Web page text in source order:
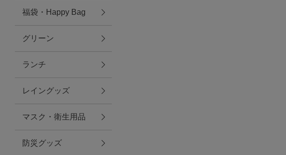
レイングッズ
アクセサリー
ファッション雑貨
ファッショングッズ
スマホケース・アクセサリー
ポーチ
福袋・Happy Bag
グリーン
ランチ
レイングッズ
マスク・衛生用品
防災グッズ